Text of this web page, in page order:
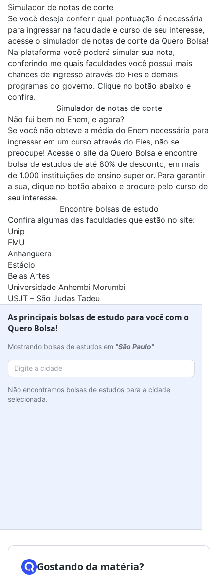
Simulador de notas de corte
Se você deseja conferir qual pontuação é necessária
para ingressar na faculdade e curso de seu interesse,
acesse o simulador de notas de corte da Quero Bolsa!
Na plataforma você poderá simular sua nota,
conferindo me quais faculdades você possui mais
chances de ingresso através do Fies e demais
programas do governo. Clique no botão abaixo e
confira.
Simulador de notas de corte
Não fui bem no Enem, e agora?
Se você não obteve a média do Enem necessária para
ingressar em um curso através do Fies, não se
preocupe! Acesse o site da Quero Bolsa e encontre
bolsa de estudos de até 80% de desconto, em mais
de 1.000 instituições de ensino superior. Para garantir
a sua, clique no botão abaixo e procure pelo curso de
seu interesse.
Encontre bolsas de estudo
Confira algumas das faculdades que estão no site:
Unip
FMU
Anhanguera
Estácio
Belas Artes
Universidade Anhembi Morumbi
USJT – São Judas Tadeu
As principais bolsas de estudo para você com o
Quero Bolsa!
Mostrando bolsas de estudos em "São Paulo"
Não encontramos bolsas de estudos para a cidade
selecionada.
Gostando da matéria?